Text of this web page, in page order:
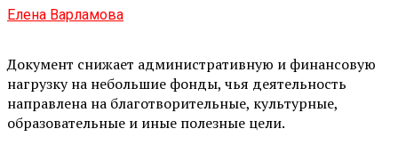
Елена Варламова
Документ снижает административную и финансовую
нагрузку на небольшие фонды, чья деятельность
направлена на благотворительные, культурные,
образовательные и иные полезные цели.